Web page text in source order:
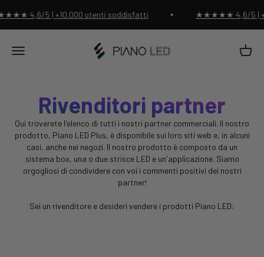
4,6/5 | +10.000 utenti soddisfatti
★★★★★ 4,6/5 |
Menu
Negozio di pianoforti a LED
Rivenditori partner
Qui troverete l'elenco di tutti i nostri partner commerciali. Il nostro
prodotto, Piano LED Plus, è disponibile sui loro siti web e, in alcuni
casi, anche nei negozi. Il nostro prodotto è composto da un
sistema box, una o due strisce LED e un'applicazione. Siamo
orgogliosi di condividere con voi i commenti positivi dei nostri
partner!
Sei un rivenditore e desideri vendere i prodotti Piano LED: